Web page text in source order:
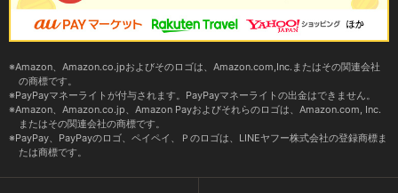
Amazon、Amazon.co.jpおよびそのロゴは、Amazon.com,Inc.またはその関連会社
の商標です。
PayPayマネーライトが付与されます。PayPayマネーライトの出金はできません。
Amazon、Amazon.co.jp、Amazon Payおよびそれらのロゴは、Amazon.com, Inc.
またはその関連会社の商標です。
PayPay、PayPayのロゴ、ペイペイ、Ｐのロゴは、LINEヤフー株式会社の登録商標ま
たは商標です。